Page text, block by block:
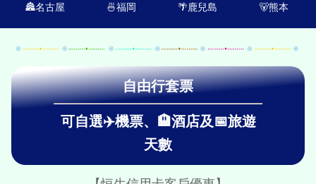
🏯名古屋 🍜福岡 🌴鹿兒島 🐻熊本
自由行套票
可自選✈️機票、🏨酒店及📅旅遊
天數